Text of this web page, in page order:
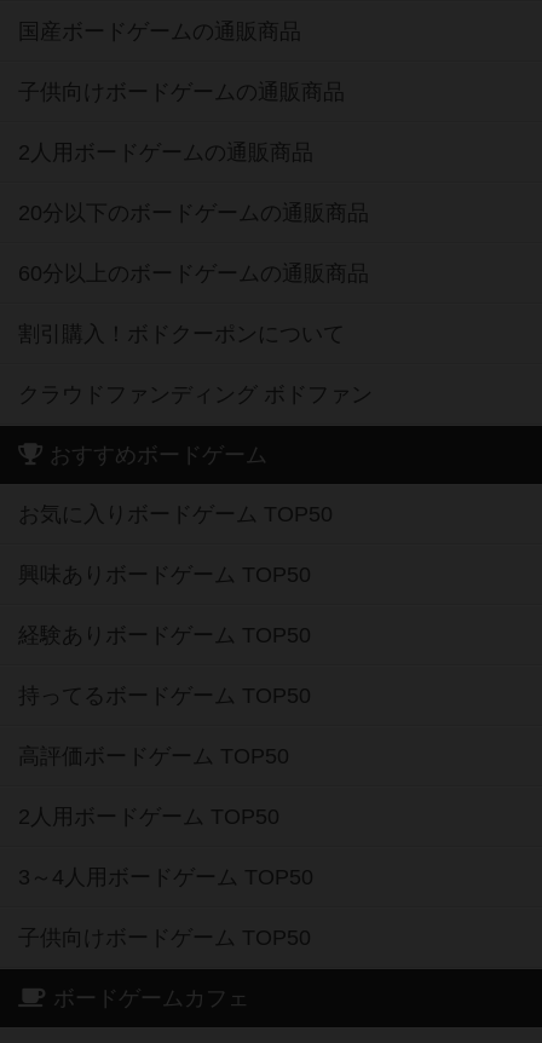
国産ボードゲームの通販商品
子供向けボードゲームの通販商品
2人用ボードゲームの通販商品
20分以下のボードゲームの通販商品
60分以上のボードゲームの通販商品
割引購入！ボドクーポンについて
クラウドファンディング ボドファン
おすすめボードゲーム
お気に入りボードゲーム TOP50
興味ありボードゲーム TOP50
経験ありボードゲーム TOP50
持ってるボードゲーム TOP50
高評価ボードゲーム TOP50
2人用ボードゲーム TOP50
3～4人用ボードゲーム TOP50
子供向けボードゲーム TOP50
ボードゲームカフェ